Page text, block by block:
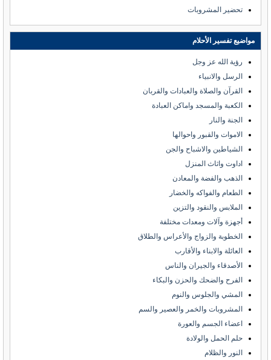
تحضير المشروبات
مواضيع تفسير الأحلام
رؤية الله عز وجل
الرسل والانبياء
القرآن والصلاة والعبادات والقربان
الكعبة والمسجد واماكن العبادة
الجنة والنار
الاموات والقبور واحوالها
الشياطين والاشباح والجن
اداوت واثاث المنزل
الذهب والفضة والمعادن
الطعام والفواكه والخضار
الملابس والنقود والتزين
أجهزة وآلات ومعدات مختلفة
الخطوبة والزواج والأعراس والطلاق
العائلة والابناء والأقارب
الأصدقاء والجيران والناس
الفرح والضحك والحزن والبكاء
المشي والجلوس والنوم
المشروبات والخمر والعصير والسم
اعضاء الجسم والعورة
حلم الحمل والولادة
النور والظلام